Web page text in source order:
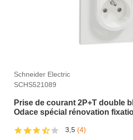
Schneider Electric
SCHS521089
Prise de courant 2P+T double
Odace spécial rénovation
3,5 (4)